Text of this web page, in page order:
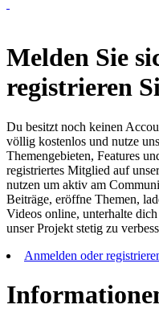
Melden Sie
registrieren
Du besitzt noch keinen
völlig kostenlos und nutze
Themengebieten, Features
registriertes Mitglied auf
nutzen um aktiv am
Beiträge, eröffne Themen,
Videos online, unterhalte
unser Projekt stetig zu
Anmelden oder